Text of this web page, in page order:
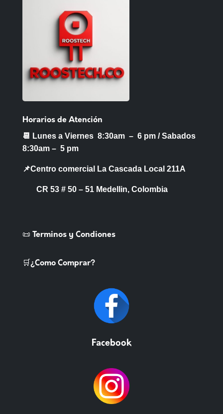
Horarios de Atención
📆 Lunes a Viernes 8:30am – 6 pm /Sabados
8:30am – 5 pm
📌Centro comercial La Cascada Local 211A
CR 53 # 50 – 51 Medellin, Colombia
📜 Terminos y Condiones
🛒¿Como Comprar?
Facebook